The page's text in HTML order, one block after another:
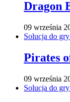
Dragon
09 września
Solucja do
Pirates
09 września
Solucja do